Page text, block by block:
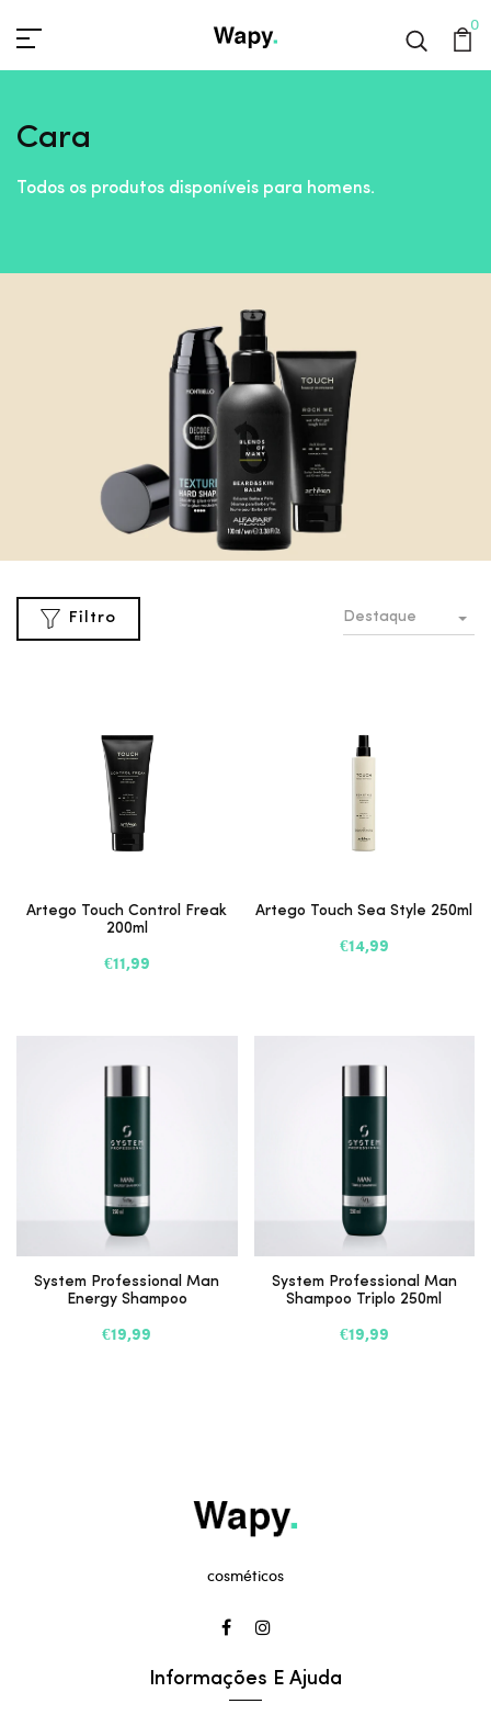
0
Cara
Todos os produtos disponíveis para homens.
Filtro Destaque
Artego Touch Control Freak
200ml
€11,99
Artego Touch Sea Style 250ml
€14,99
System Professional Man
Energy Shampoo
€19,99
System Professional Man
Shampoo Triplo 250ml
€19,99
cosméticos
Informações E Ajuda